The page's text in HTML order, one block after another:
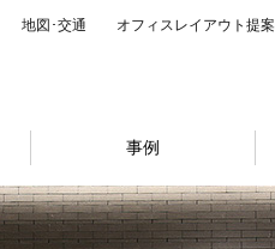
地図･交通 オフィスレイアウト提案
事例